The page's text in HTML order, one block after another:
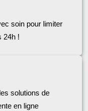
soin pour limiter
24h !
solutions de
en ligne